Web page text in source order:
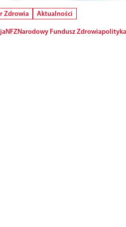
Zdrowia
Aktualności
NFZNarodowy Fundusz Zdrowiapolityka